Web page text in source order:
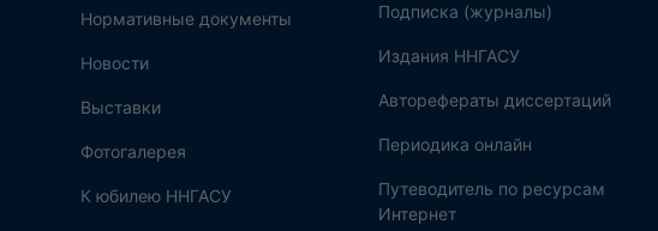
Нормативные документы
Новости
Выставки
Фотогалерея
К юбилею ННГАСУ
Подписка (журналы)
Издания ННГАСУ
Авторефераты диссертаций
Периодика онлайн
Путеводитель по ресурсам
Интернет